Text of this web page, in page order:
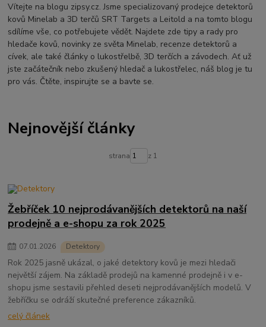
Jídlo na cesty
Mníšek u Liberece Karlovy Vary
Equinox 900
Soutěž o detektor
Severní Čechy
hledání pokladů
technologie Multi IQ
Vítejte na blogu zipsy.cz. Jsme specializovaný prodejce detektorů
kovů Minelab a 3D terčů SRT Targets a Leitold a na tomto blogu
sdílíme vše, co potřebujete vědět. Najdete zde tipy a rady pro
hledače kovů, novinky ze světa Minelab, recenze detektorů a
cívek, ale také články o lukostřelbě, 3D terčích a závodech. Ať už
jste začátečník nebo zkušený hledač a lukostřelec, náš blog je tu
pro vás. Čtěte, inspirujte se a bavte se.
Nejnovější články
strana z 1
Žebříček 10 nejprodávanějších detektorů na naší
prodejně a e-shopu za rok 2025
07.01.2026 Detektory
Rok 2025 jasně ukázal, o jaké detektory kovů je mezi hledači
největší zájem. Na základě prodejů na kamenné prodejně i v e-
shopu jsme sestavili přehled deseti nejprodávanějších modelů. V
žebříčku se odráží skutečné preference zákazníků.
celý článek